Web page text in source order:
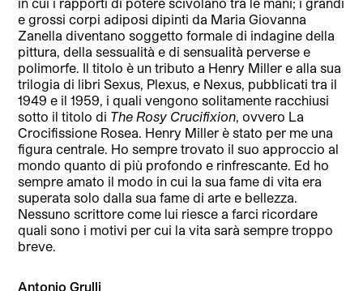
e grossi corpi adiposi dipinti da Maria Giovanna
Zanella diventano soggetto formale di indagine della
pittura, della sessualità e di sensualità perverse e
polimorfe. Il titolo è un tributo a Henry Miller e alla sua
trilogia di libri Sexus, Plexus, e Nexus, pubblicati tra il
1949 e il 1959, i quali vengono solitamente racchiusi
sotto il titolo di The Rosy Crucifixion, ovvero La
Crocifissione Rosea. Henry Miller è stato per me una
figura centrale. Ho sempre trovato il suo approccio al
mondo quanto di più profondo e rinfrescante. Ed ho
sempre amato il modo in cui la sua fame di vita era
superata solo dalla sua fame di arte e bellezza.
Nessuno scrittore come lui riesce a farci ricordare
quali sono i motivi per cui la vita sarà sempre troppo
breve.
Antonio Grulli